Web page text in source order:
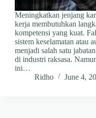
Meningkatkan jenjang
kerja membutuhkan
kompetensi yang kuat.
sistem keselamatan atau
menjadi salah satu
di industri raksasa.
ini…
Ridho
June 4,